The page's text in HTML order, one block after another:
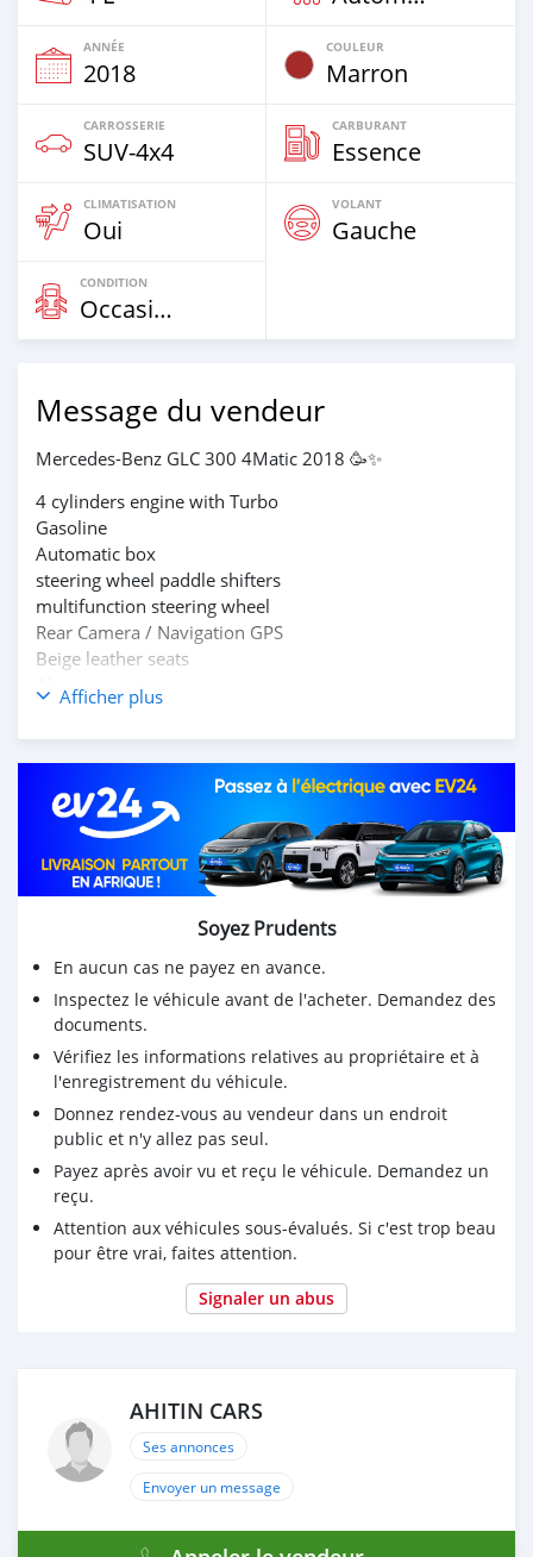
ANNÉE
2018
COULEUR
Marron
CARROSSERIE
SUV‒4x4
CARBURANT
Essence
CLIMATISATION
Oui
VOLANT
Gauche
CONDITION
Occasion
Message du vendeur
Mercedes-Benz GLC 300 4Matic 2018 🥳✨
4 cylinders engine with Turbo
Gasoline
Automatic box
steering wheel paddle shifters
multifunction steering wheel
Rear Camera / Navigation GPS
Beige leather seats
Aluminium rims
Led lights
Panoramic roof
Sport Mode & Supersport Mode
Full options
WhatsApp : +229 96471747
Afficher plus
Soyez Prudents
En aucun cas ne payez en avance.
Inspectez le véhicule avant de l'acheter. Demandez des
documents.
Vérifiez les informations relatives au propriétaire et à
l'enregistrement du véhicule.
Donnez rendez-vous au vendeur dans un endroit
public et n'y allez pas seul.
Payez après avoir vu et reçu le véhicule. Demandez un
reçu.
Attention aux véhicules sous-évalués. Si c'est trop beau
pour être vrai, faites attention.
Signaler un abus
AHITIN CARS
Ses annonces
Envoyer un message